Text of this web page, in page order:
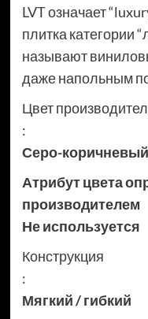
LVT означает
плитка категории
называют
даже напольным
Цвет
:
Серо-коричневый
Атрибут цвета
производителем
Не используется
Конструкция
:
Мягкий / гибкий